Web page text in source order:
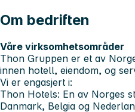
Om bedriften
Våre virksomhetsområder
Thon Gruppen er et av
innen hotell, eiendom, og
Vi er engasjert i:
Thon Hotels: En av Norges
Danmark, Belgia og